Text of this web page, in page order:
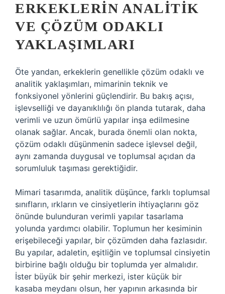
ERKEKLERIN ANALITIK
VE ÇÖZÜM ODAKLI
YAKLAŞIMLARI
Öte yandan, erkeklerin genellikle çözüm odaklı ve
analitik yaklaşımları, mimarinin teknik ve
fonksiyonel yönlerini güçlendirir. Bu bakış açısı,
işlevselliği ve dayanıklılığı ön planda tutarak, daha
verimli ve uzun ömürlü yapılar inşa edilmesine
olanak sağlar. Ancak, burada önemli olan nokta,
çözüm odaklı düşünmenin sadece işlevsel değil,
aynı zamanda duygusal ve toplumsal açıdan da
sorumluluk taşıması gerektiğidir.
Mimari tasarımda, analitik düşünce, farklı toplumsal
sınıfların, ırkların ve cinsiyetlerin ihtiyaçlarını göz
önünde bulunduran verimli yapılar tasarlama
yolunda yardımcı olabilir. Toplumun her kesiminin
erişebileceği yapılar, bir çözümden daha fazlasıdır.
Bu yapılar, adaletin, eşitliğin ve toplumsal cinsiyetin
birbirine bağlı olduğu bir toplumda yer almalıdır.
İster büyük bir şehir merkezi, ister küçük bir
kasaba meydanı olsun, her yapının arkasında bir